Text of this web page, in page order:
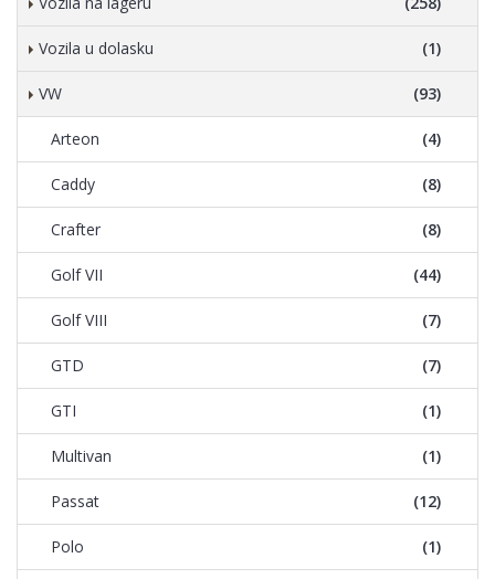
Vozila u dolasku (1)
VW (93)
Arteon (4)
Caddy (8)
Crafter (8)
Golf VII (44)
Golf VIII (7)
GTD (7)
GTI (1)
Multivan (1)
Passat (12)
Polo (1)